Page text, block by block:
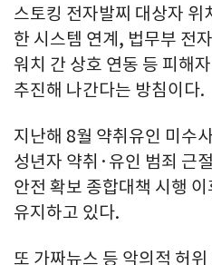
스토킹 전자발찌 대상자 위
한 시스템 연계, 법무부 전
워치 간 상호 연동 등 피해
추진해 나간다는 방침이다.
지난해 8월 약취유인 미수
성년자 약취·유인 범죄 근
안전 확보 종합대책 시행
유지하고 있다.
또 가짜뉴스 등 악의적 허